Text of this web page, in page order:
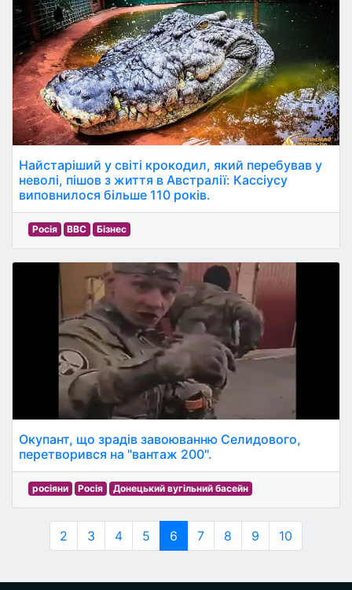
Найстаріший у світі крокодил, який перебував у
неволі, пішов з життя в Австралії: Кассіусу
виповнилося більше 110 років.
Росія BBC Бізнес
Окупант, що зрадів завоюванню Селидового,
перетворився на "вантаж 200".
росіяни Росія Донецький вугільний басейн
2 3 4 5 6 7 8 9 10